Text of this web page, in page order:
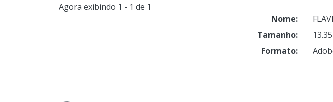
Agora exibindo 1 - 1 de 1
Nome:
Tamanho:
Formato: